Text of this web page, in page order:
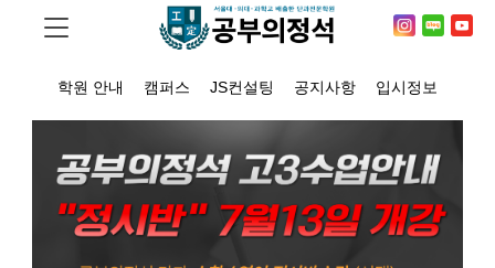
학원 안내 캠퍼스 JS컨설팅 공지사항 입시정보